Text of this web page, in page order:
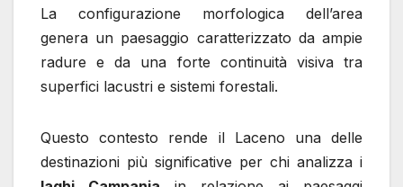
La configurazione morfologica dell’area
genera un paesaggio caratterizzato da ampie
radure e da una forte continuità visiva tra
superfici lacustri e sistemi forestali.
Questo contesto rende il Laceno una delle
destinazioni più significative per chi analizza i